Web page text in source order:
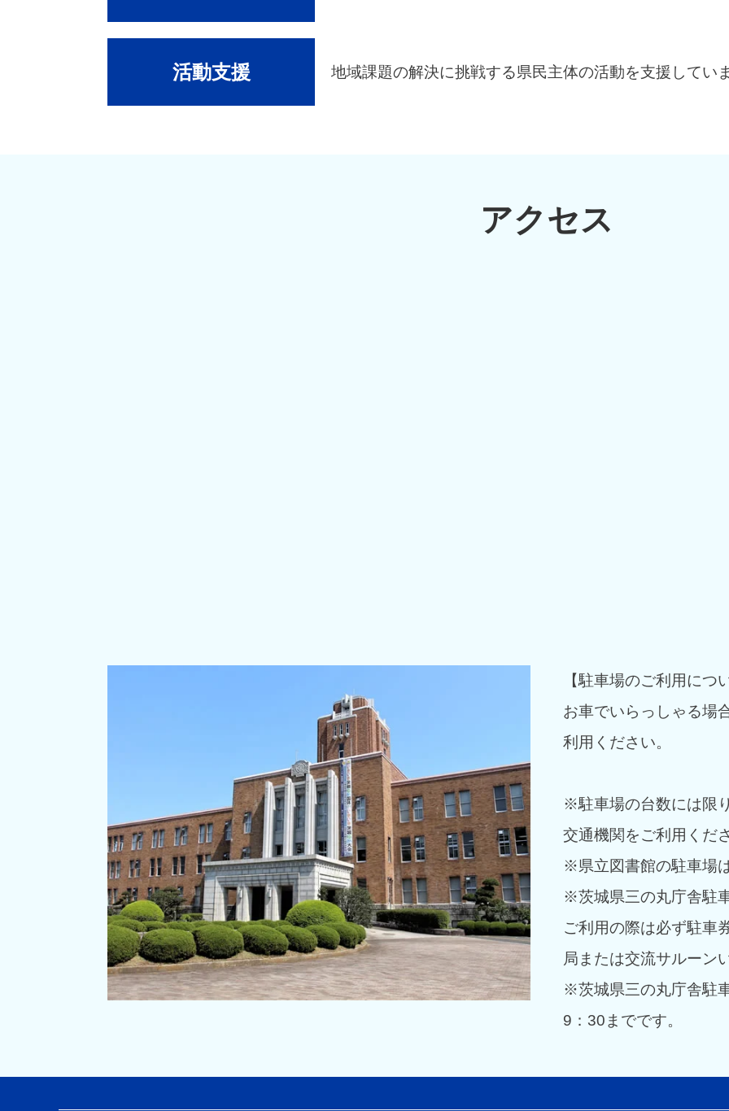
活動支援 地域課題の解決に挑戦する県民主体の活動を支援してい
アクセス
【駐車場のご利用につ
お車でいらっしゃる場
利用ください。
※駐車場の台数には限
交通機関をご利用くだ
※県立図書館の駐車場
※茨城県三の丸庁舎駐
ご利用の際は必ず駐車
局または交流サルーン
※茨城県三の丸庁舎駐
9：30までです。